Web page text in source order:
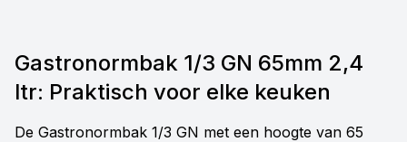
Gastronormbak 1/3 GN 65mm 2,4
ltr: Praktisch voor elke keuken
De Gastronormbak 1/3 GN met een hoogte van 65